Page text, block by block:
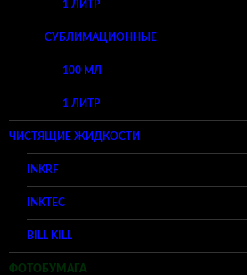
1 ЛИТР
СУБЛИМАЦИОННЫЕ
100 МЛ
1 ЛИТР
ЧИСТЯЩИЕ ЖИДКОСТИ
INKRF
INKTEC
BILL KILL
ФОТОБУМАГА